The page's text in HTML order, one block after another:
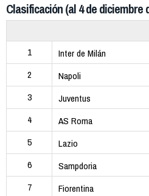
Clasificación (al 4 de diciembre
1
Inter de Milán
2
Napoli
3
Juventus
4
AS Roma
5
Lazio
6
Sampdoria
7
Fiorentina